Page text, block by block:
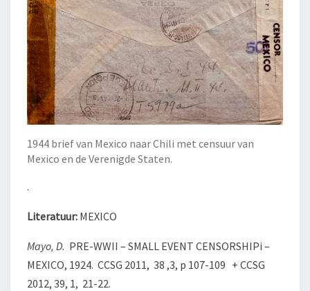
1944 brief van Mexico naar Chili met censuur van
Mexico en de Verenigde Staten.
.
Literatuur: MEXICO
Mayo, D. PRE-WWII – SMALL EVENT CENSORSHIPi –
MEXICO, 1924. CCSG 2011, 38 ,3, p 107-109 + CCSG
2012, 39, 1, 21-22.